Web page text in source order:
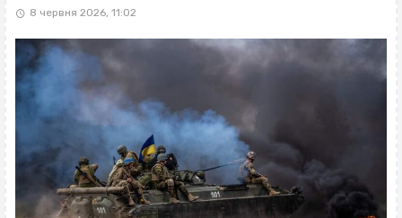
8 червня 2026, 11:02